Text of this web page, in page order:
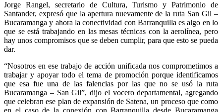
Jorge Rangel, secretario de Cultura, Turismo y Patrimonio de
Santander, expresó que la apertura nuevamente de la ruta San Gil –
Bucaramanga y ahora la conectividad con Barranquilla es algo en lo
que se está trabajando en las mesas técnicas con la aerolínea, pero
hay unos compromisos que se deben cumplir, para que esto se pueda
dar.
“Nosotros en ese trabajo de acción unificada nos comprometimos a
trabajar y apoyar todo el tema de promoción porque identificamos
que esa fue una de las falencias por las que no se usó la ruta
Bucaramanga – San Gil”, dijo el vocero departamental, agregando
que celebran ese plan de expansión de Satena, un proceso que como